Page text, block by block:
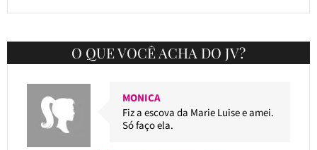
O QUE VOCÊ ACHA DO JV?
MONICA
Fiz a escova da Marie Luise e amei.
Só faço ela.